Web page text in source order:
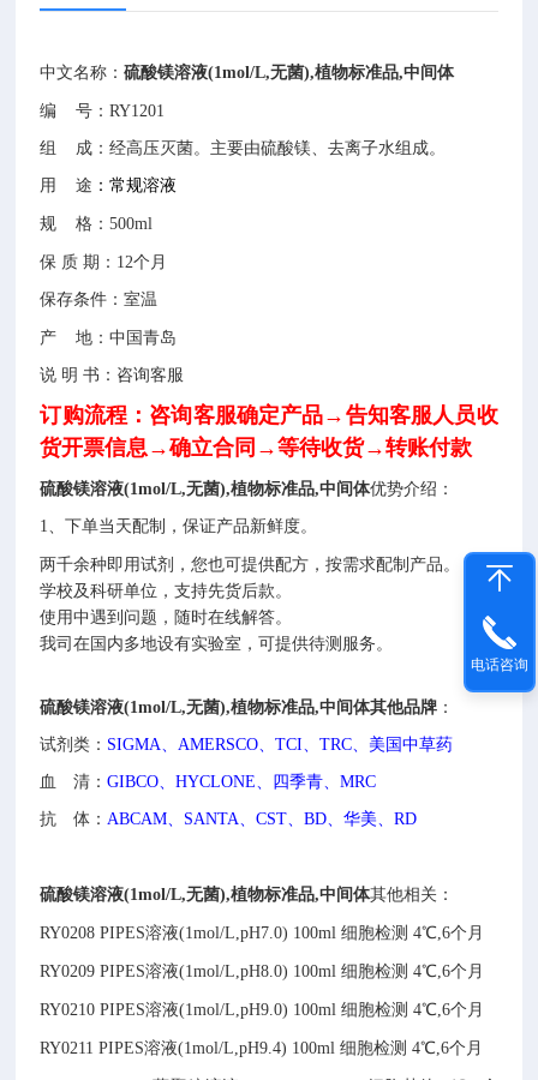
中文名称：硫酸镁溶液(1mol/L,无菌),植物标准品,中间体
编 号：RY1201
组 成：经高压灭菌。主要由硫酸镁、去离子水组成。
用 途 ：常规溶液
规 格：500ml
保 质 期：12个月
保存条件：室温
产 地：中国青岛
说 明 书：咨询客服
订购流程：咨询客服确定产品→告知客服人员收
货开票信息→确立合同→等待收货→转账付款
硫酸镁溶液(1mol/L,无菌),植物标准品,中间体优势介绍：
1、下单当天配制，保证产品新鲜度。
两千余种即用试剂，您也可提供配方，按需求配制产品。
学校及科研单位，支持先货后款。
使用中遇到问题，随时在线解答。
我司在国内多地设有实验室，可提供待测服务。
硫酸镁溶液(1mol/L,无菌),植物标准品,中间体其他品牌 ：
试剂类： SIGMA、AMERSCO、TCI、TRC、美国中草药
血 清：GIBCO、HYCLONE、四季青、MRC
抗 体：ABCAM、SANTA、CST、BD、华美、RD
硫酸镁溶液(1mol/L,无菌),植物标准品,中间体其他相关：
RY0208 PIPES溶液(1mol/L,pH7.0) 100ml 细胞检测 4℃,6个月
RY0209 PIPES溶液(1mol/L,pH8.0) 100ml 细胞检测 4℃,6个月
RY0210 PIPES溶液(1mol/L,pH9.0) 100ml 细胞检测 4℃,6个月
RY0211 PIPES溶液(1mol/L,pH9.4) 100ml 细胞检测 4℃,6个月
电话咨询